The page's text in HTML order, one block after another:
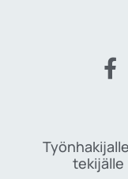
tekijälle